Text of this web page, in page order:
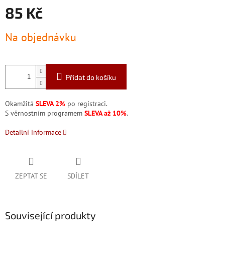
85 Kč
cena:
Na objednávku
Přidat do košíku
Okamžitá SLEVA 2% po registraci.
S věrnostním programem SLEVA až 10%.
Detailní informace
ZEPTAT SE SDÍLET
Související produkty